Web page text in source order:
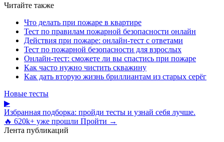
Читайте также
Что делать при пожаре в квартире
Тест по правилам пожарной безопасности онлайн
Действия при пожаре: онлайн-тест с ответами
Тест по пожарной безопасности для взрослых
Онлайн-тест: сможете ли вы спастись при пожаре
Как часто нужно чистить скважину
Как дать вторую жизнь бриллиантам из старых серёг
Новые тесты
▶
Избранная подборка: пройди тесты и узнай себя лучше.
🔥 620k+ уже прошли Пройти →
Лента публикаций